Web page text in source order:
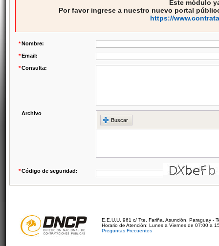
Este módulo
Por favor ingrese a nuestro nuevo portal
https://
*Nombre:
*Email:
*Consulta:
Archivo
Buscar
*Código de seguridad:
E.E.U.U. 961 c/ Tte. Fariña. Asunción, Paraguay -
Horario de Atención: Lunes a Viernes de 07:00 a
Preguntas Frecuentes